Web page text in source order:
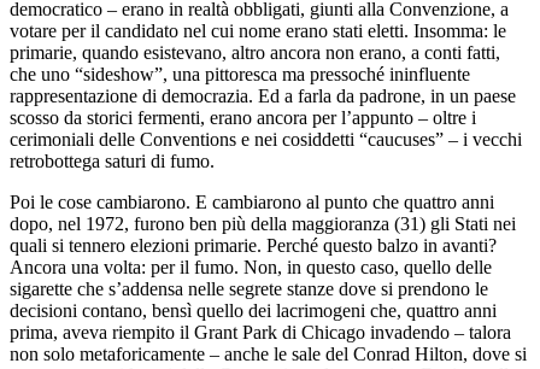
democratico – erano in realtà obbligati, giunti alla Convenzione, a
votare per il candidato nel cui nome erano stati eletti. Insomma: le
primarie, quando esistevano, altro ancora non erano, a conti fatti,
che uno “sideshow”, una pittoresca ma pressoché ininfluente
rappresentazione di democrazia. Ed a farla da padrone, in un paese
scosso da storici fermenti, erano ancora per l’appunto – oltre i
cerimoniali delle Conventions e nei cosiddetti “caucuses” – i vecchi
retrobottega saturi di fumo.
Poi le cose cambiarono. E cambiarono al punto che quattro anni
dopo, nel 1972, furono ben più della maggioranza (31) gli Stati nei
quali si tennero elezioni primarie. Perché questo balzo in avanti?
Ancora una volta: per il fumo. Non, in questo caso, quello delle
sigarette che s’addensa nelle segrete stanze dove si prendono le
decisioni contano, bensì quello dei lacrimogeni che, quattro anni
prima, aveva riempito il Grant Park di Chicago invadendo – talora
non solo metaforicamente – anche le sale del Conrad Hilton, dove si